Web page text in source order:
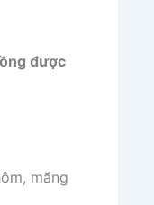
được
măng